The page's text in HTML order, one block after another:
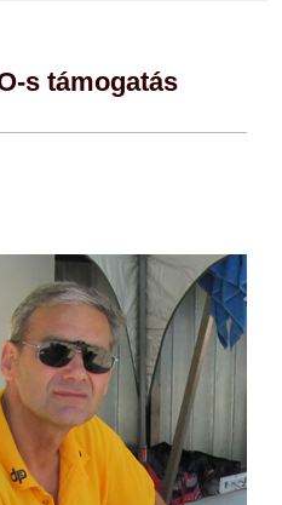
s támogatás